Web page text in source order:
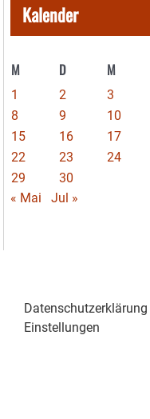
Kalender
M D M
1 2 3
8
9 10
15
16 17
22
23 24
29
30
« Mai
Jul »
Datenschutzerklärung
Einstellungen